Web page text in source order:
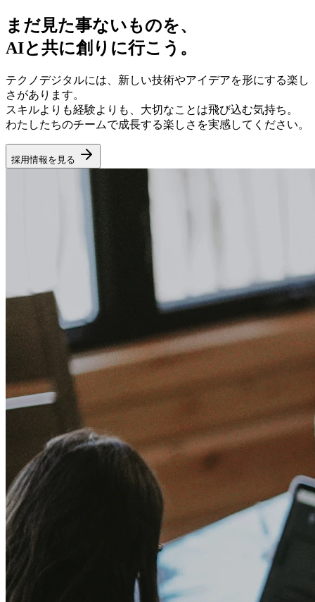
まだ見た事ないものを、
AIと共に創りに行こう。
テクノデジタルには、新しい技術やアイデアを形にする楽し
さがあります。
スキルよりも経験よりも、大切なことは飛び込む気持ち。
わたしたちのチームで成長する楽しさを実感してください。
採用情報を見る